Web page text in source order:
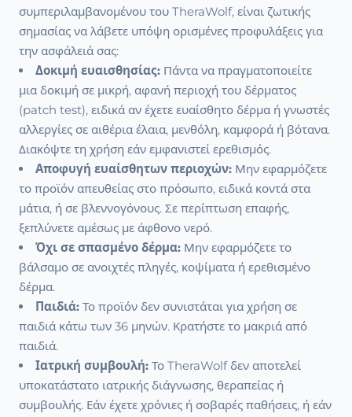
συμπεριλαμβανομένου του TheraWolf, είναι ζωτικής
σημασίας να λάβετε υπόψη ορισμένες προφυλάξεις για
την ασφάλειά σας:
Δοκιμή ευαισθησίας: Πάντα να πραγματοποιείτε
μια δοκιμή σε μικρή, αφανή περιοχή του δέρματος
(patch test), ειδικά αν έχετε ευαίσθητο δέρμα ή γνωστές
αλλεργίες σε αιθέρια έλαια, μενθόλη, καμφορά ή βότανα.
Διακόψτε τη χρήση εάν εμφανιστεί ερεθισμός.
Αποφυγή ευαίσθητων περιοχών: Μην εφαρμόζετε
το προϊόν απευθείας στο πρόσωπο, ειδικά κοντά στα
μάτια, ή σε βλεννογόνους. Σε περίπτωση επαφής,
ξεπλύνετε αμέσως με άφθονο νερό.
Όχι σε σπασμένο δέρμα: Μην εφαρμόζετε το
βάλσαμο σε ανοιχτές πληγές, κοψίματα ή ερεθισμένο
δέρμα.
Παιδιά: Το προϊόν δεν συνιστάται για χρήση σε
παιδιά κάτω των 36 μηνών. Κρατήστε το μακριά από
παιδιά.
Ιατρική συμβουλή: Το TheraWolf δεν αποτελεί
υποκατάστατο ιατρικής διάγνωσης, θεραπείας ή
συμβουλής. Εάν έχετε χρόνιες ή σοβαρές παθήσεις, ή εάν